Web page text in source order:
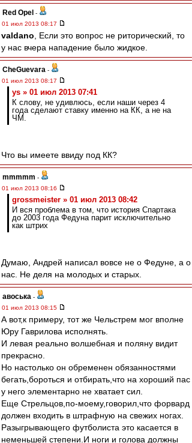
Red Opel -
01 июл 2013 08:17
valdano , Если это вопрос не риторический, то
у нас вчера нападение было жидкое.
CheGuevara -
01 июл 2013 08:17
ys » 01 июл 2013 07:41
К слову, не удивлюсь, если наши через 4
года сделают ставку именно на КК, а не на
ЧМ.
Что вы имеете ввиду под КК?
mmmmm -
01 июл 2013 08:16
grossmeister » 01 июл 2013 08:42
И вся проблема в том, что история Спартака
до 2003 года Федуна парит исключительно
как штрих
Думаю, Андрей написал вовсе не о Федуне, а о
нас. Не деля на молодых и старых.
авоська -
01 июл 2013 08:15
А вот,к примеру, тот же Чельстрем мог вполне
Юру Гаврилова исполнять.
И левая реально волшебная и поляну видит
прекрасно.
Но настолько он обременен обязанностями
бегать,бороться и отбирать,что на хороший пас
у него элементарно не хватает сил.
Еще Стрельцов,по-моему,говорил,что форвард
должен входить в штрафную на свежих ногах.
Разыгрывающего футболиста это касается в
неменьшей степени.И ноги и голова должны